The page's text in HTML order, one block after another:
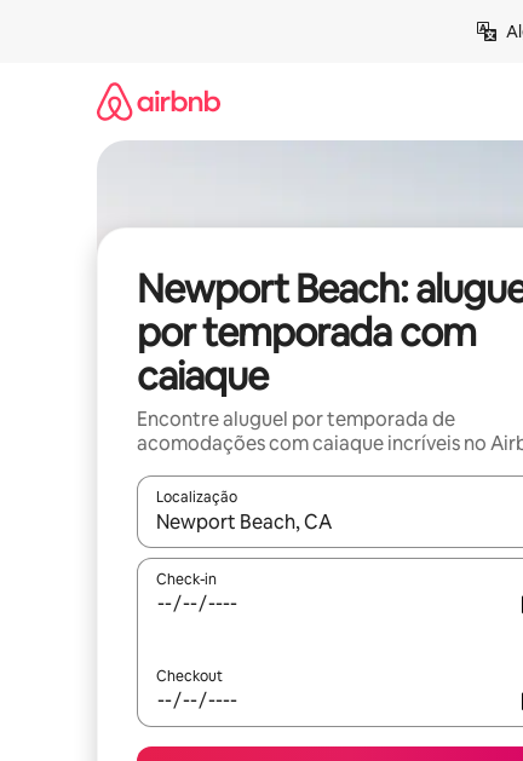
Newport Beach:
por temporada com
caiaque
Encontre aluguel por temporada de
acomodações com caiaque incríveis no
Localização
Quando os resultados estiverem disponíveis,
Check-in
Checkout